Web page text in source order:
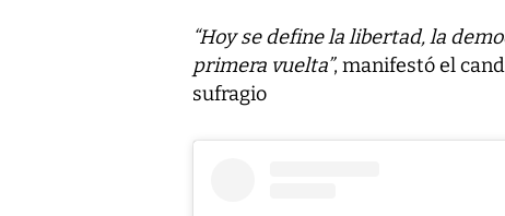
“Hoy se define la libertad, la
primera vuelta”, manifestó el
sufragio